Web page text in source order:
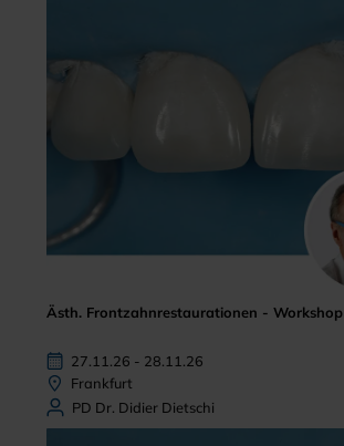
Ästh. Frontzahnrestaurationen - Workshop
27.11.26 - 28.11.26
Frankfurt
PD Dr. Didier Dietschi